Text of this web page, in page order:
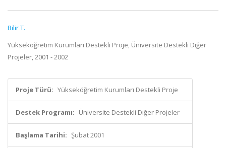
Bilir T.
Yükseköğretim Kurumları Destekli Proje, Üniversite Destekli Diğer
Projeler, 2001 - 2002
Proje Türü: Yükseköğretim Kurumları Destekli Proje
Destek Programı: Üniversite Destekli Diğer Projeler
Başlama Tarihi: Şubat 2001